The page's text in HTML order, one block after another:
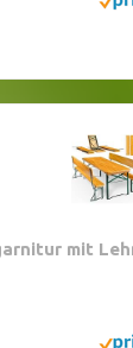
mit